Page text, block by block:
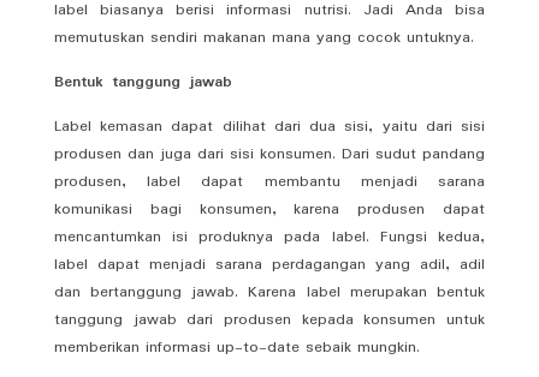
label biasanya berisi informasi nutrisi. Jadi Anda bisa
memutuskan sendiri makanan mana yang cocok untuknya.
Bentuk tanggung jawab
Label kemasan dapat dilihat dari dua sisi, yaitu dari sisi
produsen dan juga dari sisi konsumen. Dari sudut pandang
produsen, label dapat membantu menjadi sarana
komunikasi bagi konsumen, karena produsen dapat
mencantumkan isi produknya pada label. Fungsi kedua,
label dapat menjadi sarana perdagangan yang adil, adil
dan bertanggung jawab. Karena label merupakan bentuk
tanggung jawab dari produsen kepada konsumen untuk
memberikan informasi up-to-date sebaik mungkin.